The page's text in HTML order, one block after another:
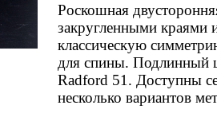
Роскошная
закругленными краями
классическую
для спины. Подлинный
Radford 51. Доступны
несколько вариантов